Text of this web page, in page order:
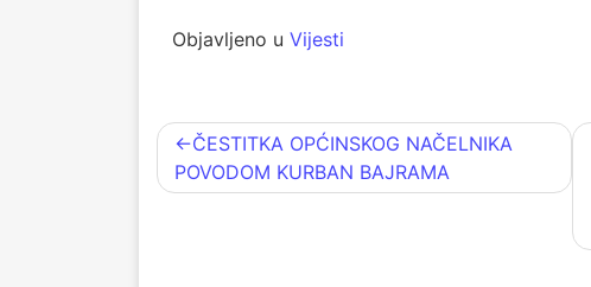
Objavljeno u Vijesti
Navigacija
članaka
ČESTITKA OPĆINSKOG NAČELNIKA
POVODOM KURBAN BAJRAMA